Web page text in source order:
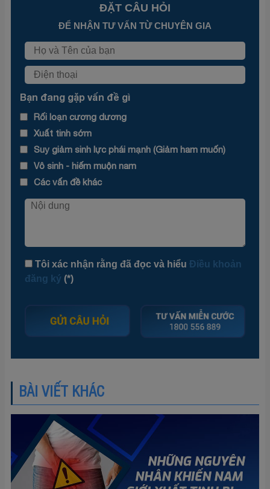
ĐẶT CÂU HỎI
ĐỂ NHẬN TƯ VẤN TỪ CHUYÊN GIA
Bạn đang gặp vấn đề gì
Rối loạn cương dương
Xuất tinh sớm
Suy giảm sinh lực phái mạnh (Giảm ham muốn)
Vô sinh - hiếm muộn nam
Các vấn đề khác
Tôi xác nhận rằng đã đọc và hiểu Điều khoản
đăng ký (*)
BÀI VIẾT KHÁC